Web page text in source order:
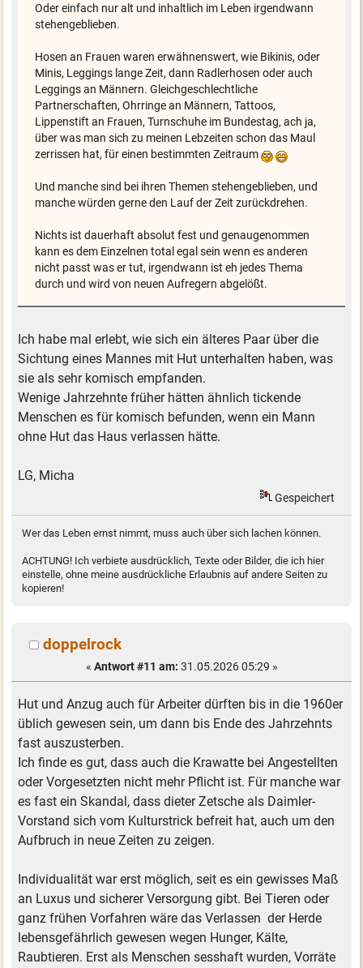
Oder einfach nur alt und inhaltlich im Leben irgendwann
stehengeblieben.
Hosen an Frauen waren erwähnenswert, wie Bikinis, oder
Minis, Leggings lange Zeit, dann Radlerhosen oder auch
Leggings an Männern. Gleichgeschlechtliche
Partnerschaften, Ohrringe an Männern, Tattoos,
Lippenstift an Frauen, Turnschuhe im Bundestag, ach ja,
über was man sich zu meinen Lebzeiten schon das Maul
zerrissen hat, für einen bestimmten Zeitraum
Und manche sind bei ihren Themen stehengeblieben, und
manche würden gerne den Lauf der Zeit zurückdrehen.
Nichts ist dauerhaft absolut fest und genaugenommen
kann es dem Einzelnen total egal sein wenn es anderen
nicht passt was er tut, irgendwann ist eh jedes Thema
durch und wird von neuen Aufregern abgelößt.
Ich habe mal erlebt, wie sich ein älteres Paar über die
Sichtung eines Mannes mit Hut unterhalten haben, was
sie als sehr komisch empfanden.
Wenige Jahrzehnte früher hätten ähnlich tickende
Menschen es für komisch befunden, wenn ein Mann
ohne Hut das Haus verlassen hätte.
LG, Micha
Gespeichert
Wer das Leben ernst nimmt, muss auch über sich lachen können.
ACHTUNG! Ich verbiete ausdrücklich, Texte oder Bilder, die ich hier
einstelle, ohne meine ausdrückliche Erlaubnis auf andere Seiten zu
kopieren!
doppelrock
« Antwort #11 am: 31.05.2026 05:29 »
Hut und Anzug auch für Arbeiter dürften bis in die 1960er
üblich gewesen sein, um dann bis Ende des Jahrzehnts
fast auszusterben.
Ich finde es gut, dass auch die Krawatte bei Angestellten
oder Vorgesetzten nicht mehr Pflicht ist. Für manche war
es fast ein Skandal, dass dieter Zetsche als Daimler-
Vorstand sich vom Kulturstrick befreit hat, auch um den
Aufbruch in neue Zeiten zu zeigen.
Individualität war erst möglich, seit es ein gewisses Maß
an Luxus und sicherer Versorgung gibt. Bei Tieren oder
ganz frühen Vorfahren wäre das Verlassen der Herde
lebensgefährlich gewesen wegen Hunger, Kälte,
Raubtieren. Erst als Menschen sesshaft wurden, Vorräte